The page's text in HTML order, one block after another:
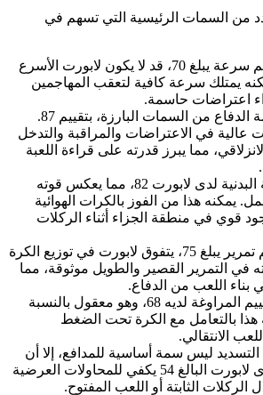
من السمات الرئيسية التي تسهم في
مع تقييم سرعة يبلغ 70، قد لا يكون لابورت الأسرع
يمتلك سرعة كافية لتعقب المهاجمين
اعتراضات حاسمة.
تعتبر سمة الدفاع من السمات البارزة، بتقييم 87.
في الاعتراضات والمراقبة والتدخل
مما يبرز قدرته على قراءة اللعبة
تبلغ سمة البدنية لدى لابورت 82، مما يعكس قوته
يمكنه هذا من الفوز بالكرات الهوائية
قوي في منطقة الجزاء أثناء الركلات
مع تقييم تمرير يبلغ 75، يتفوق لابورت في توزيع الكرة
في التمرير القصير والطويل موثوقة، مما
بناء اللعب من الدفاع.
يبلغ تقييم المراوغة لديه 68، وهو معقول بالنسبة
هذا بالتعامل مع الكرة تحت الضغط
الانتقالي.
ليس سمة أساسية للمدافع، إلا أن
تقييم التسديد لدى لابورت البالغ 54 يكفي للمحاولات العرضية
الثابتة أو اللعب المفتوح.